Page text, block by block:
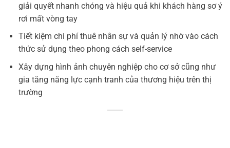
giải quyết nhanh chóng và hiệu quả khi khách hàng sơ ý
rơi mất vòng tay
Tiết kiệm chi phí thuê nhân sự và quản lý nhờ vào cách
thức sử dụng theo phong cách self-service
Xây dựng hình ảnh chuyên nghiệp cho cơ sở cũng như
gia tăng năng lực cạnh tranh của thương hiệu trên thị
trường